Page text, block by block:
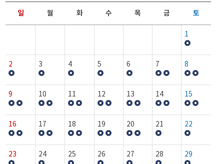
일 월 화 수 목 금 토
1
2 3 4 5 6 7 8
9 10 11 12 13 14 15
16 17 18 19 20 21 22
23 24 25 26 27 28 29